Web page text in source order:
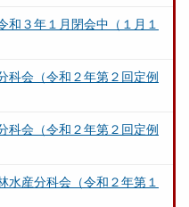
３年１月閉会中（１月１
会（令和２年第２回定例
会（令和２年第２回定例
産分科会（令和２年第１